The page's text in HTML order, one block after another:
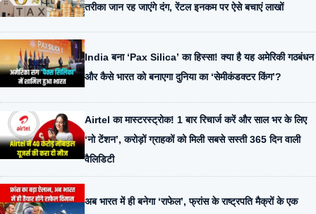
तरीका जान रह जाएंगे दंग, रेंटल इनकम पर ऐसे बचाएं लाखों
India बना ‘Pax Silica’ का हिस्सा! क्या है यह अमेरिकी गठबंधन
और कैसे भारत को बनाएगा दुनिया का ‘सेमीकंडक्टर किंग’?
Airtel का मास्टरस्ट्रोक! 1 बार रिचार्ज करें और साल भर के लिए
‘नो टेंशन’, करोड़ों ग्राहकों को मिली सबसे सस्ती 365 दिन वाली
वैलिडिटी
अब भारत में ही बनेगा ‘राफेल’, फ्रांस के राष्ट्रपति मैक्रों के एक